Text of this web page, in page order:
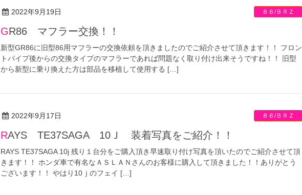
2022年9月19日 ８６/ＢＲＺ
GR86 マフラー交換！！
新型GR86に旧型86用マフラーの交換依頼を頂きましたのでご紹介させて頂きます！！ フロン
トパイプ後からの交換タイプのマフラーであれば問題なく取り付け出来そうですね！！ 旧型
から新型に乗り換えた方は部品を移植して使用する […]
2022年9月17日 ８６/ＢＲＺ
RAYS TE37SAGA 10Ｊ 装着写真をご紹介！！
RAYS TE37SAGA 10j 残り１台分をご購入頂き早速取り付け写真を頂いたのでご紹介させて頂
きます！！ ホンダ車で有名なＡＳＬＡＮさんのお客様に購入して頂きました！！ありがとう
ございます！！ やはり10ｊのフェイ […]